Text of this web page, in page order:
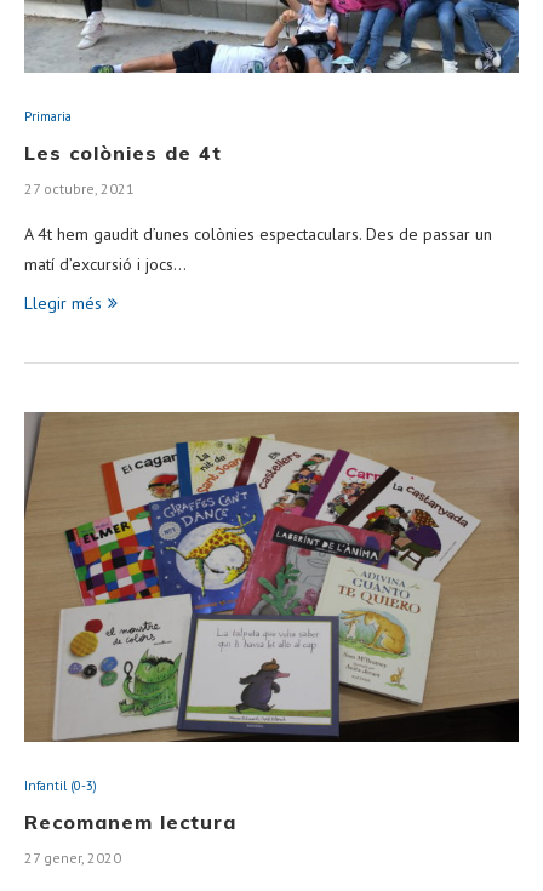
Primaria
Les colònies de 4t
27 octubre, 2021
A 4t hem gaudit d’unes colònies espectaculars. Des de passar un
matí d’excursió i jocs…
Llegir més
Infantil (0-3)
Recomanem lectura
27 gener, 2020